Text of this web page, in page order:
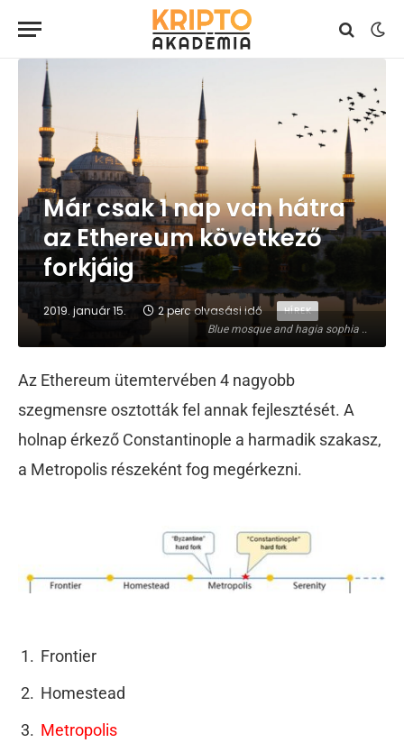
Blue mosque and hagia sophia ..
Már csak 1 nap van hátra
az Ethereum következő
forkjáig
2019. január 15. 2 perc olvasási idő HÍREK
Az Ethereum ütemtervében 4 nagyobb
szegmensre osztották fel annak fejlesztését. A
holnap érkező Constantinople a harmadik szakasz,
a Metropolis részeként fog megérkezni.
Frontier
Homestead
Metropolis